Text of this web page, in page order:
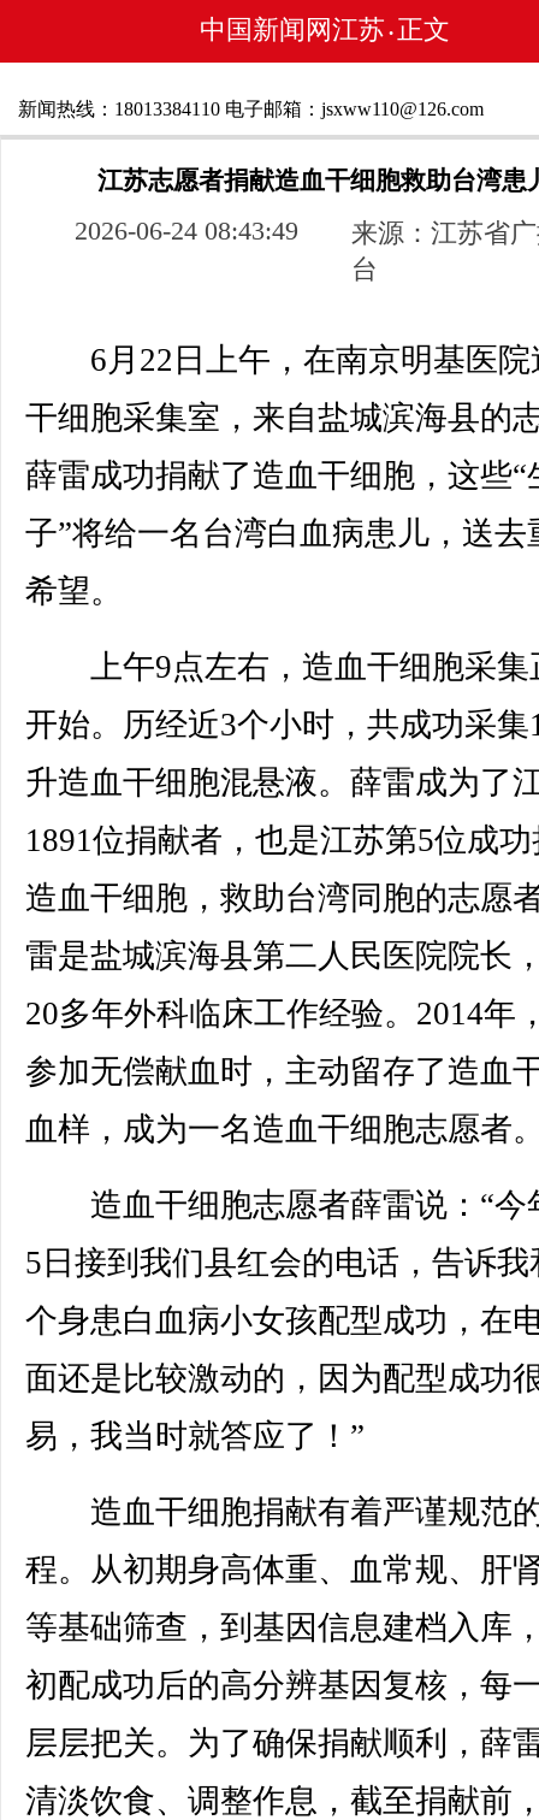
中国新闻网江苏 • 正文
新闻热线：18013384110 电子邮箱：jsxww110@126.com
江苏志愿者捐献造血干细胞救助台湾患
2026-06-24 08:43:49
来源：江苏省
台
6月22日上午，在南京明基医院
干细胞采集室，来自盐城滨海县的
薛雷成功捐献了造血干细胞，这些“
子”将给一名台湾白血病患儿，送去
希望。
上午9点左右，造血干细胞采集
开始。历经近3个小时，共成功采集
升造血干细胞混悬液。薛雷成为了
1891位捐献者，也是江苏第5位成
造血干细胞，救助台湾同胞的志愿
雷是盐城滨海县第二人民医院院长
20多年外科临床工作经验。2014年
参加无偿献血时，主动留存了造血
血样，成为一名造血干细胞志愿者
造血干细胞志愿者薛雷说：“今
5日接到我们县红会的电话，告诉我
个身患白血病小女孩配型成功，在
面还是比较激动的，因为配型成功
易，我当时就答应了！”
造血干细胞捐献有着严谨规范
程。从初期身高体重、血常规、肝
等基础筛查，到基因信息建档入库
初配成功后的高分辨基因复核，每
层层把关。为了确保捐献顺利，薛
清淡饮食、调整作息，截至捐献前